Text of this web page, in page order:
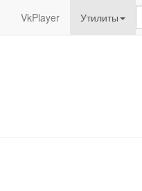
VkPlayer Утилиты